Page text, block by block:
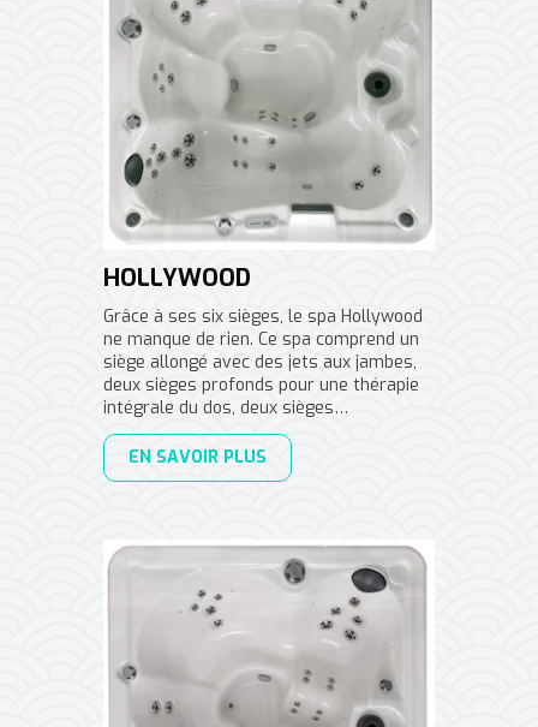
HOLLYWOOD
Grâce à ses six sièges, le spa Hollywood
ne manque de rien. Ce spa comprend un
siège allongé avec des jets aux jambes,
deux sièges profonds pour une thérapie
intégrale du dos, deux sièges…
EN SAVOIR PLUS